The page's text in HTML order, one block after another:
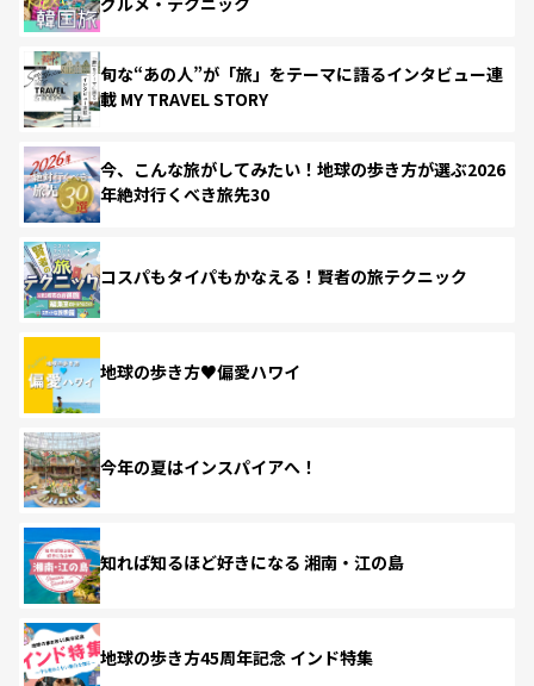
旬な“あの人”が「旅」をテーマに語るインタビュー連
載 MY TRAVEL STORY
今、こんな旅がしてみたい！地球の歩き方が選ぶ2026
年絶対行くべき旅先30
コスパもタイパもかなえる！賢者の旅テクニック
地球の歩き方♥偏愛ハワイ
今年の夏はインスパイアへ！
知れば知るほど好きになる 湘南・江の島
地球の歩き方45周年記念 インド特集